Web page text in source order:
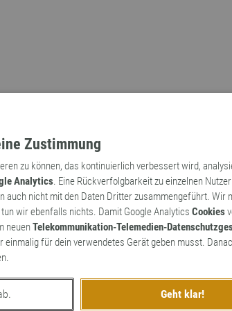
Zustimmung
zu können, das kontinuierlich verbessert wird,
Analytics. Eine Rückverfolgbarkeit zu einzelnen
auch nicht mit den Daten Dritter zusammengeführt. Wir
wir ebenfalls nichts. Damit Google Analytics Cookies
neuenTelekommunikation-Telemedien-
einmalig für dein verwendetes Gerät geben musst.
Geht klar!
Markennamen